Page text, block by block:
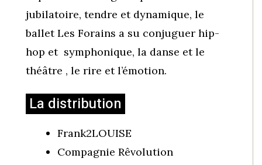
jubilatoire, tendre et dynamique, le
ballet Les Forains a su conjuguer hip-
hop et symphonique, la danse et le
théâtre , le rire et l’émotion.
La distribution
Frank2LOUISE
Compagnie Rêvolution